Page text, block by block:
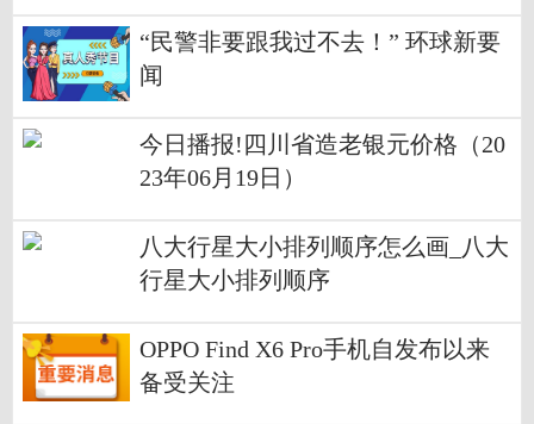
“民警非要跟我过不去！” 环球新要
闻
今日播报!四川省造老银元价格（20
23年06月19日）
八大行星大小排列顺序怎么画_八大
行星大小排列顺序
OPPO Find X6 Pro手机自发布以来
备受关注